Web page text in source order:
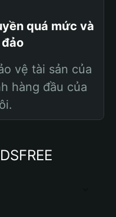
quá mức và
vệ tài sản của
hàng đầu của